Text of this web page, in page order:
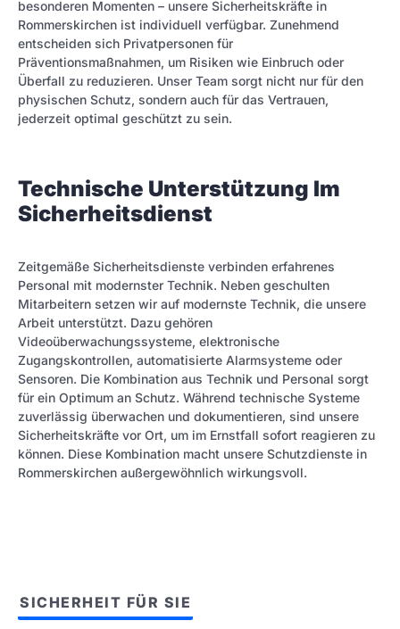
besonderen Momenten – unsere Sicherheitskräfte in
Rommerskirchen ist individuell verfügbar. Zunehmend
entscheiden sich Privatpersonen für
Präventionsmaßnahmen, um Risiken wie Einbruch oder
Überfall zu reduzieren. Unser Team sorgt nicht nur für den
physischen Schutz, sondern auch für das Vertrauen,
jederzeit optimal geschützt zu sein.
Technische Unterstützung Im
Sicherheitsdienst
Zeitgemäße Sicherheitsdienste verbinden erfahrenes
Personal mit modernster Technik. Neben geschulten
Mitarbeitern setzen wir auf modernste Technik, die unsere
Arbeit unterstützt. Dazu gehören
Videoüberwachungssysteme, elektronische
Zugangskontrollen, automatisierte Alarmsysteme oder
Sensoren. Die Kombination aus Technik und Personal sorgt
für ein Optimum an Schutz. Während technische Systeme
zuverlässig überwachen und dokumentieren, sind unsere
Sicherheitskräfte vor Ort, um im Ernstfall sofort reagieren zu
können. Diese Kombination macht unsere Schutzdienste in
Rommerskirchen außergewöhnlich wirkungsvoll.
SICHERHEIT FÜR SIE